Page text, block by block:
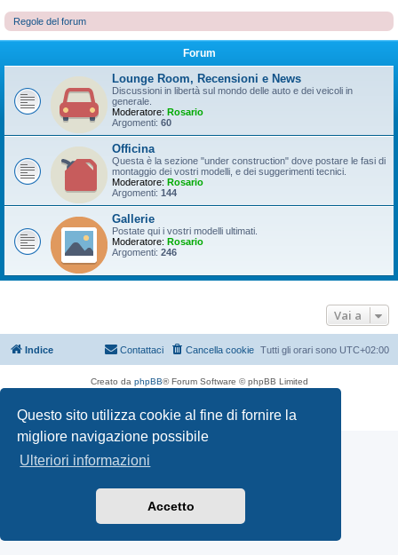
Questo sito utilizza cookie al fine di fornire la
migliore navigazione possibile
Ulteriori informazioni
Accetto
Regole del forum
Forum
Lounge Room, Recensioni e News
Discussioni in libertà sul mondo delle auto e dei veicoli in
generale.
Moderatore: Rosario
Argomenti: 60
Officina
Questa è la sezione "under construction" dove postare le fasi di
montaggio dei vostri modelli, e dei suggerimenti tecnici.
Moderatore: Rosario
Argomenti: 144
Gallerie
Postate qui i vostri modelli ultimati.
Moderatore: Rosario
Argomenti: 246
Vai a
Indice Tutti gli orari sono UTC+02:00
Cancella cookie
Contattaci
Creato da phpBB® Forum Software © phpBB Limited
Privacy| Condizioni